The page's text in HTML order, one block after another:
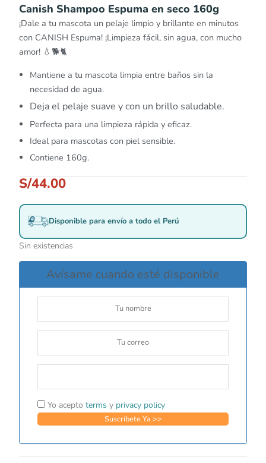
Canish Shampoo Espuma en seco 160g
¡Dale a tu mascota un pelaje limpio y brillante en minutos
con CANISH Espuma! ¡Limpieza fácil, sin agua, con mucho
amor! 💧🐕🐈
Mantiene a tu mascota limpia entre baños sin la
necesidad de agua.
Deja el pelaje suave y con un brillo saludable.
Perfecta para una limpieza rápida y eficaz.
Ideal para mascotas con piel sensible.
Contiene 160g.
S/44.00
Disponible para envío a todo el Perú
Sin existencias
Avísame cuando esté disponible
Yo acepto terms y privacy policy